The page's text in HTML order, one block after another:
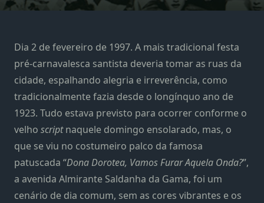
Dia 2 de fevereiro de 1997. A mais tradicional festa
pré-carnavalesca santista deveria tomar as ruas da
cidade, espalhando alegria e irreverência, como
tradicionalmente fazia desde o longínquo ano de
1923. Tudo estava previsto para ocorrer conforme o
velho scriptnaquele domingo ensolarado, mas, o
que se viu no costumeiro palco da famosa
patuscada “Dona Dorotea, Vamos Furar Aquela Onda?”,
a avenida Almirante Saldanha da Gama, foi um
cenário de dia comum, sem as cores vibrantes e os